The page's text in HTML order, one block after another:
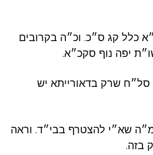
כלל קג ס״כ. וכ״ה בקרובים
יפה נוף סקכ״א.
שרק בדאורייתא יש
שא״י להצטרף בבי״ד. וראה
בזה.